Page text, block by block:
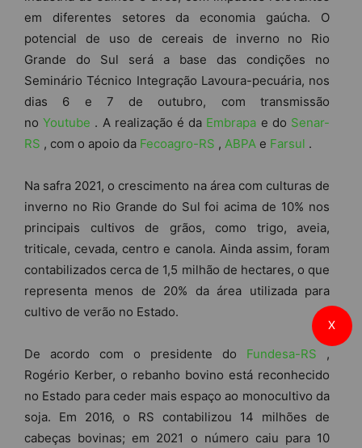
em diferentes setores da economia gaúcha. O
potencial de uso de cereais de inverno no Rio
Grande do Sul será a base das condições no
Seminário Técnico Integração Lavoura-pecuária, nos
dias 6 e 7 de outubro, com transmissão
noYoutube . A realização é da Embrapa e do Senar-
RS , com o apoio da Fecoagro-RS , ABPA e Farsul .
Na safra 2021, o crescimento na área com culturas de
inverno no Rio Grande do Sul foi acima de 10% nos
principais cultivos de grãos, como trigo, aveia,
triticale, cevada, centro e canola. Ainda assim, foram
contabilizados cerca de 1,5 milhão de hectares, o que
representa menos de 20% da área utilizada para
cultivo de verão no Estado.
De acordo com o presidente do Fundesa-RS ,
Rogério Kerber, o rebanho bovino está reconhecido
no Estado para ceder mais espaço ao monocultivo da
soja. Em 2016, o RS contabilizou 14 milhões de
cabeças bovinas; em 2021 o número caiu para 10
X